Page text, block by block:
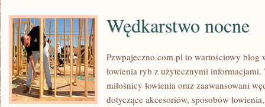
Wędkarstwo nocne
Pzwpajeczno.com.pl to wartościowy blog
łowienia ryb z użytecznymi
miłośnicy łowienia oraz zaawansowani
dotyczące akcesoriów, sposobów